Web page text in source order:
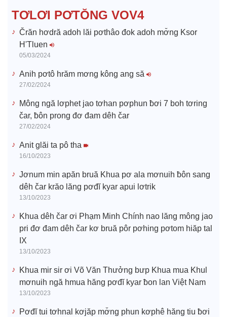
e
TƠLƠI PƠTŎNG VOV4
Črăn hơdră adoh lăi pơthâo đok adoh mơ̆ng Ksor
H'Tluen
05/03/2024
Anih pơtô hrăm mơng kông ang să
27/02/2024
Mông ngă lơphet jao tơhan pơphun ƀơi 7 boh tơring
čar, ƀôn prong đơ đam dêh čar
27/02/2024
Anit glăi ta pô tha
16/10/2023
Jơnum min apăn bruă Khua pơ ala mơnuih ƀôn sang
dêh čar krăo lăng pơđĭ kyar apui lơtrik
13/10/2023
Khua dêh čar ơi Phạm Minh Chính nao lăng mông jao
pri đơ đam dêh čar kơ bruă pôr pơhing pơtom hiăp tal
IX
13/10/2023
Khua mir sir ơi Võ Văn Thưởng bưp Khua mua Khul
mơnuih ngă hmua hăng pơđĭ kyar ƀon lan Việt Nam
13/10/2023
Pơđĭ tui tơhnal kơjăp mơ̆ng phun kơphê hăng tiu ƀơi